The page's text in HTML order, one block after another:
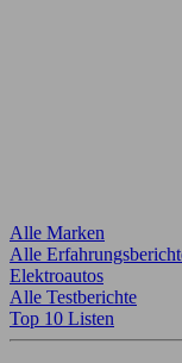
Alle Marken
Alle
Elektroautos
Alle Testberichte
Top 10 Listen